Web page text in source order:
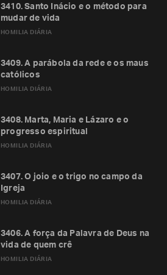
HOMILIA DIÁRIA
3410. Santo Inácio e o método para
mudar de vida
HOMILIA DIÁRIA
3409. A parábola da rede e os maus
católicos
HOMILIA DIÁRIA
3408. Marta, Maria e Lázaro e o
progresso espiritual
HOMILIA DIÁRIA
3407. O joio e o trigo no campo da
Igreja
HOMILIA DIÁRIA
3406. A força da Palavra de Deus na
vida de quem crê